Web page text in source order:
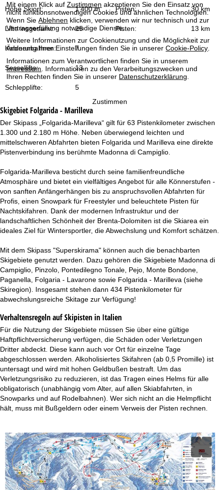
Mit einem Klick aufZustimmen akzeptieren Sie den Einsatz von
nicht funktionsnotwendigen Cookies und ähnlichen Technologien.
Wenn SieAblehnen klicken, verwenden wir nur technisch und zur
Vertragserfüllung notwendige Dienste.
Weitere Informationen zur Cookienutzung und die Möglichkeit zur
Änderung Ihrer Einstellungen finden Sie in unsererCookie-Policy
Informationen zum Verantwortlichen finden Sie in unserem
Impressum . Informationen zu den Verarbeitungszwecken und
Ihren Rechten finden Sie in unserer Datenschutzerklärung
Zustimmen
e
e
Höhe Skiort: 1’400 m Pisten: 30 km
Lifte insgesamt: 25 Pisten: 13 km
Kabinenbahnen: 7
Sessellifte: 13
Schlepplifte: 5
Skigebiet Folgarida - Marilleva
Der Skipass „Folgarida-Marilleva“ gilt für 63 Pistenkilometer zwischen
1.300 und 2.180 m Höhe. Neben überwiegend leichten und
mittelschweren Abfahrten bieten Folgarida und Marilleva eine direkte
Pistenverbindung ins berühmte Madonna di Campiglio.
Folgarida-Marilleva besticht durch seine familienfreundliche
Atmosphäre und bietet ein vielfältiges Angebot für alle Könnerstufen -
von sanften Anfängerhängen bis zu anspruchsvollen Abfahrten für
Profis, einen Snowpark für Freestyler und beleuchtete Pisten für
Nachtskifahren. Dank der modernen Infrastruktur und der
landschaftlichen Schönheit der Brenta-Dolomiten ist die Skiarea ein
ideales Ziel für Wintersportler, die Abwechslung und Komfort schätzen.
Mit dem Skipass "Superskirama" können auch die benachbarten
Skigebiete genutzt werden. Dazu gehören die Skigebiete Madonna di
Campiglio, Pinzolo, Pontedilegno Tonale, Pejo, Monte Bondone,
Paganella, Folgaria - Lavarone sowie Folgarida - Marilleva (siehe
Skiregion). Insgesamt stehen dann 434 Pistenkilometer für
abwechslungsreiche Skitage zur Verfügung!
Verhaltensregeln auf Skipisten in Italien
Für die Nutzung der Skigebiete müssen Sie über eine gültige
Haftpflichtversicherung verfügen, die Schäden oder Verletzungen
Dritter abdeckt. Diese kann auch vor Ort für einzelne Tage
abgeschlossen werden. Alkoholisiertes Skifahren (ab 0,5 Promille) ist
untersagt und wird mit hohen Geldbußen bestraft. Um das
Verletzungsrisiko zu reduzieren, ist das Tragen eines Helms für alle
obligatorisch (unabhängig vom Alter, auf allen Skiabfahrten, in
Snowparks und auf Rodelbahnen). Wer sich nicht an die Helmpflicht
hält, muss mit Bußgeldern oder einem Verweis der Pisten rechnen.